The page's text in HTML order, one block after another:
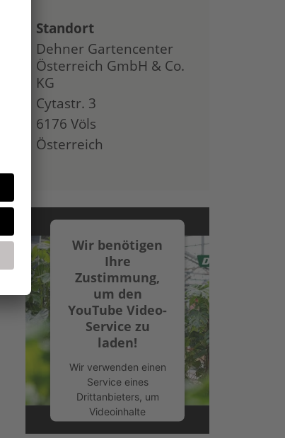
Standort
Dehner Gartencenter
Österreich GmbH & Co.
KG
Cytastr. 3
6176 Völs
Österreich
Wir benötigen
Ihre
Zustimmung,
um den
YouTube Video-
Service zu
laden!
Wir verwenden einen
Service eines
Drittanbieters, um
Videoinhalte